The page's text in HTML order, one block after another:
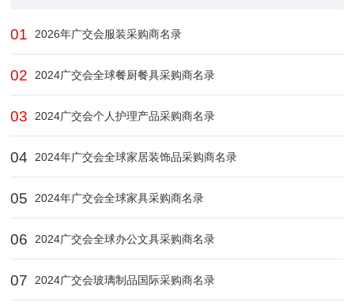
01 2026年广交会服装采购商名录
02 2024广交会全球餐厨餐具采购商名录
03 2024广交会个人护理产品采购商名录
04 2024年广交会全球家居装饰品采购商名录
05 2024年广交会全球家具采购商名录
06 2024广交会全球办公文具采购商名录
07 2024广交会玻璃制品国际采购商名录